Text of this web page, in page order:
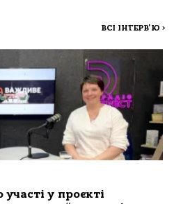
ВСІ ІНТЕРВ'Ю >
у проєкті